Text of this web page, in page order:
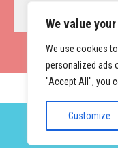
We value
We use cookies
personalized ads
"Accept All", you
Customize